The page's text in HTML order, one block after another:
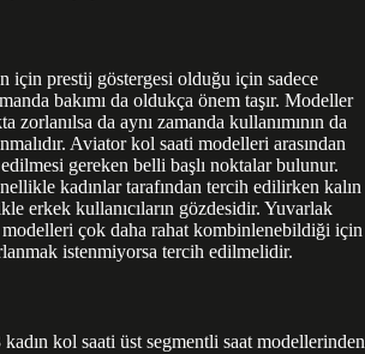
için prestij göstergesi olduğu için sadece
bakımı da oldukça önem taşır. Modeller
zorlanılsa da aynı zamanda kullanımının da
Aviator kol saati modelleri arasından
gereken belli başlı noktalar bulunur.
kadınlar tarafından tercih edilirken kalın
erkek kullanıcıların gözdesidir. Yuvarlak
çok daha rahat kombinlenebildiği için
istenmiyorsa tercih edilmelidir.
kol saati üst segmentli saat modellerinden